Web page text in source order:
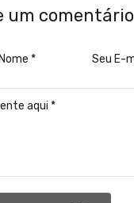
um comentário